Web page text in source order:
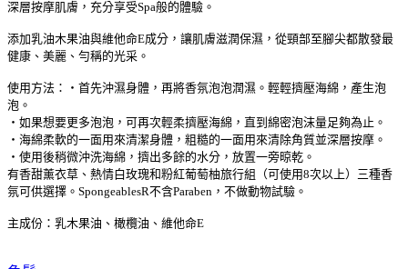
深層按摩肌膚，充分享受Spa般的體驗。
添加乳油木果油與維他命E成分，讓肌膚滋潤保濕，從頸部至腳尖都散發最
健康、美麗、勻稱的光采。
使用方法：‧首先沖濕身體，再將香氛泡泡潤濕。輕輕擠壓海綿，產生泡
泡。
‧如果想要更多泡泡，可再次輕柔擠壓海綿，直到綿密泡沫量足夠為止。
‧海綿柔軟的一面用來清潔身體，粗糙的一面用來清除角質並深層按摩。
‧使用後稍微沖洗海綿，擠出多餘的水分，放置一旁晾乾。
有香甜薰衣草、熱情白玫瑰和粉紅葡萄柚旅行組（可使用8次以上）三種香
氛可供選擇。SpongeablesR不含Paraben，不做動物試驗。
主成份：乳木果油、橄欖油、維他命E